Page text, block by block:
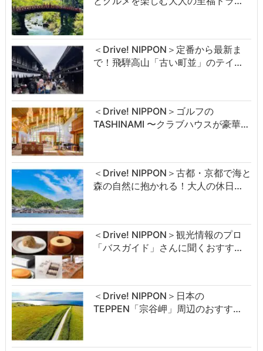
＜Drive! NIPPON＞定番から最新ま
で！飛騨高山「古い町並」のテイ…
＜Drive! NIPPON＞ゴルフの
TASHINAMI 〜クラブハウスが豪華…
＜Drive! NIPPON＞古都・京都で海と
森の自然に抱かれる！大人の休日…
＜Drive! NIPPON＞観光情報のプロ
「バスガイド」さんに聞くおすす…
＜Drive! NIPPON＞日本の
TEPPEN「宗谷岬」周辺のおすす…